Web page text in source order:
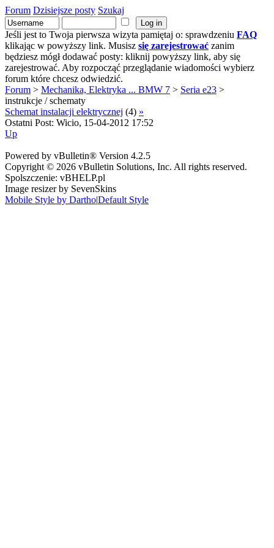
Forum Dzisiejsze posty Szukaj
Jeśli jest to Twoja pierwsza wizyta pamiętaj o: sprawdzeniu FAQ
klikając w powyższy link. Musisz się zarejestrować zanim
będziesz mógł dodawać posty: kliknij powyższy link, aby się
zarejestrować. Aby rozpocząć przeglądanie wiadomości wybierz
forum które chcesz odwiedzić.
Forum > Mechanika, Elektryka ... BMW 7 > Seria e23 >
instrukcje / schematy
Schemat instalacji elektrycznej (4) »
Ostatni Post: Wicio, 15-04-2012 17:52
Up
Powered by vBulletin® Version 4.2.5
Copyright © 2026 vBulletin Solutions, Inc. All rights reserved.
Spolszczenie: vBHELP.pl
Image resizer by SevenSkins
Mobile Style by Dartho|Default Style